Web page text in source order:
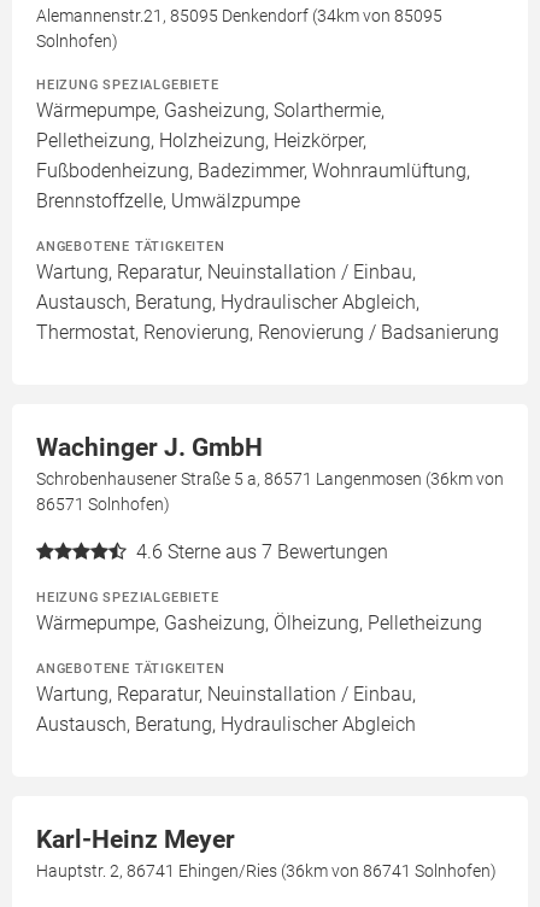
Alemannenstr.21, 85095 Denkendorf (34km von 85095
Solnhofen)
HEIZUNG SPEZIALGEBIETE
Wärmepumpe, Gasheizung, Solarthermie,
Pelletheizung, Holzheizung, Heizkörper,
Fußbodenheizung, Badezimmer, Wohnraumlüftung,
Brennstoffzelle, Umwälzpumpe
ANGEBOTENE TÄTIGKEITEN
Wartung, Reparatur, Neuinstallation / Einbau,
Austausch, Beratung, Hydraulischer Abgleich,
Thermostat, Renovierung, Renovierung / Badsanierung
Wachinger J. GmbH
Schrobenhausener Straße 5 a, 86571 Langenmosen (36km von
86571 Solnhofen)
4.6 Sterne aus 7 Bewertungen
HEIZUNG SPEZIALGEBIETE
Wärmepumpe, Gasheizung, Ölheizung, Pelletheizung
ANGEBOTENE TÄTIGKEITEN
Wartung, Reparatur, Neuinstallation / Einbau,
Austausch, Beratung, Hydraulischer Abgleich
Karl-Heinz Meyer
Hauptstr. 2, 86741 Ehingen/Ries (36km von 86741 Solnhofen)